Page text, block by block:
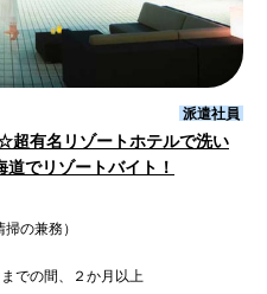
派遣社員
超有名リゾートホテルで洗い
でリゾートバイト！
の兼務）
での間、２か月以上